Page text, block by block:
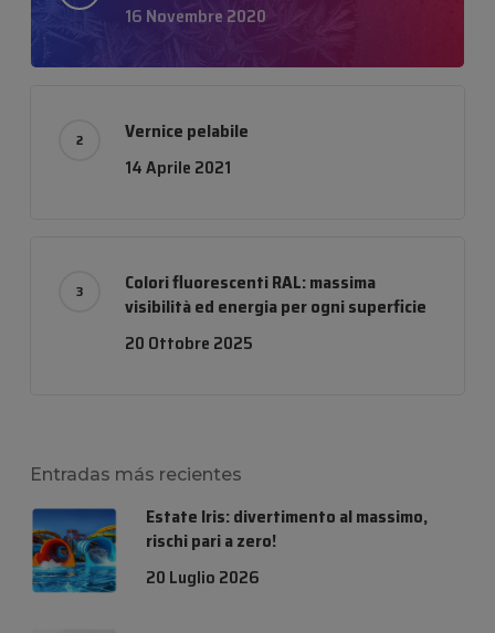
16 Novembre 2020
Vernice pelabile
14 Aprile 2021
Colori fluorescenti RAL: massima
visibilità ed energia per ogni superficie
20 Ottobre 2025
Entradas más recientes
Estate Iris: divertimento al massimo,
rischi pari a zero!
20 Luglio 2026